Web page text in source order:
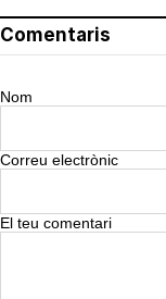
Comentaris
Nom
Correu electrònic
El teu comentari